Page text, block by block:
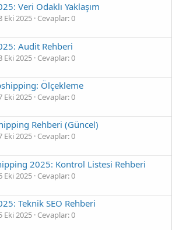
Veri Odaklı Yaklaşım
Eki 2025 Cevaplar: 0
Audit Rehberi
Eki 2025 Cevaplar: 0
Ölçekleme
Eki 2025 Cevaplar: 0
Rehberi (Güncel)
Eki 2025 Cevaplar: 0
2025: Kontrol Listesi Rehberi
Eki 2025 Cevaplar: 0
Teknik SEO Rehberi
Eki 2025 Cevaplar: 0